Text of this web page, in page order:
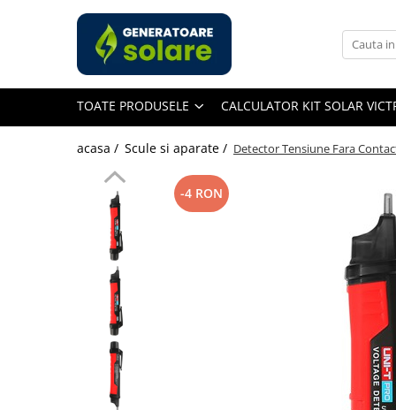
Toate Produsele
Cauta dupa capacitate
Intre 1000-2000W
Intre 2000-3000W
Cauta dupa marca
TOATE PRODUSELE CALCULATOR KIT SOLAR
acasa / Scule si aparate / Detector Tensiune Fara
-4 RON